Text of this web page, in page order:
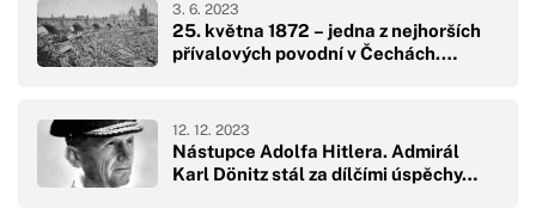
25. května 1872 – jedna z nejhorších
přívalových povodní v Čechách.…
3. 6. 2023
Nástupce Adolfa Hitlera. Admirál
Karl Dönitz stál za dílčími úspěchy…
12. 12. 2023